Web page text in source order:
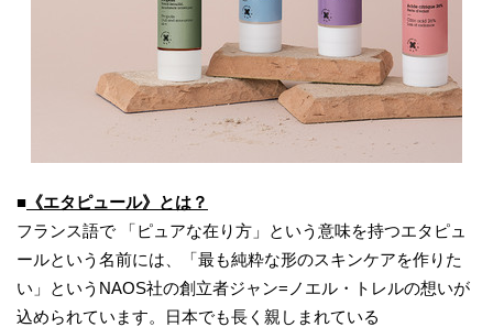
■ 《エタピュール》 とは？
フランス語で 「ピュアな在り方」という意味を持つエタピュ
ールという名前には、「最も純粋な形のスキンケアを作りた
い」というNAOS社の創立者ジャン=ノエル・トレルの想いが
込められています。日本でも長く親しまれている